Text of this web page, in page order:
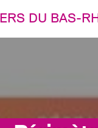
DU BAS-